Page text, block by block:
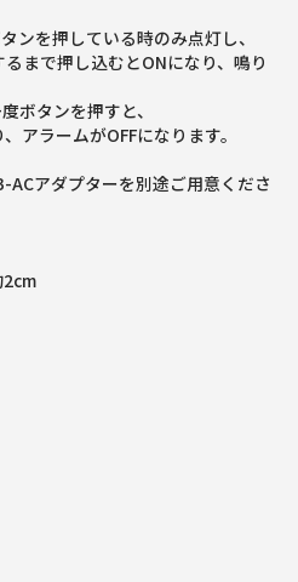
ンを押している時のみ点灯し、
まで押し込むとONになり、鳴り
ボタンを押すと、
アラームがOFFになります。
アダプターを別途ご用意くださ